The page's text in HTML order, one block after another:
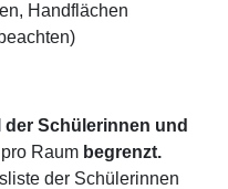
Handflächen
der Schülerinnen und
Raum begrenzt.
der Schülerinnen